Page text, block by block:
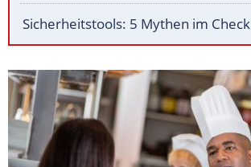
Sicherheitstools: 5 Mythen im Check